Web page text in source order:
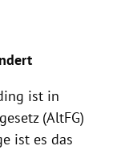
ist in
(AltFG)
ist es das